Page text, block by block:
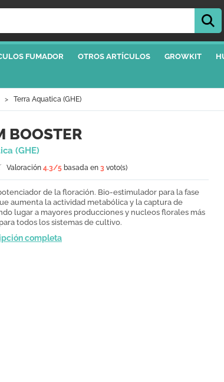
FUMADOR OTROS ARTÍCULOS GROWKIT
Terra Aquatica (GHE)
BOOSTER
(GHE)
Valoración 4.3/5 basada en 3 voto(s)
de la floración. Bio-estimulador para la fase
aumenta la actividad metabólica y la captura de
lugar a mayores producciones y nucleos florales más
todos los sistemas de cultivo.
completa